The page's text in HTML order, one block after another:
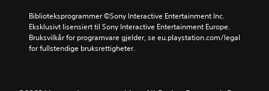
Biblioteksprogrammer ©Sony Interactive Entertainment Inc.
Eksklusivt lisensiert til Sony Interactive Entertainment Europe.
Bruksvilkår for programvare gjelder, se eu.playstation.com/legal
for fullstendige bruksrettigheter.